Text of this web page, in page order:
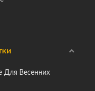
Для Весенних